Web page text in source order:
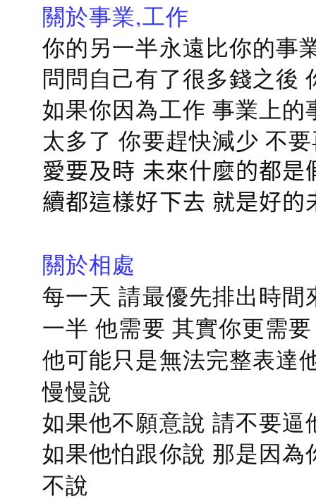
關於事業,工作
你的另一半永遠比你的事
問問自己有了很多錢之後
如果你因為工作 事業上
太多了 你要趕快減少 不
愛要及時 未來什麼的都
續都這樣好下去 就是好的
關於相處
每一天 請最優先排出時
一半 他需要 其實你更需要
他可能只是無法完整表達
慢慢說
如果他不願意說 請不要逼
如果他怕跟你說 那是因
不說